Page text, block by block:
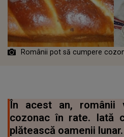
Românii pot să cumpere
În acest an, românii
cozonac în rate. Iată
plătească oamenii lunar.